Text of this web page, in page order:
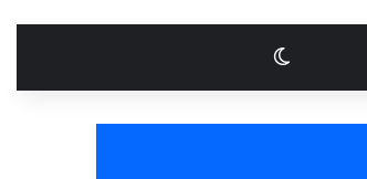
الوضع المظلم